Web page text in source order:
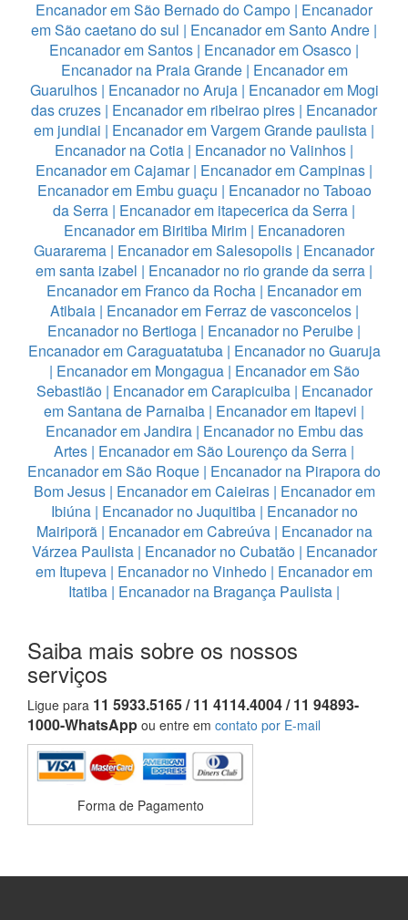
Encanador em São Bernado do Campo | Encanador
em São caetano do sul | Encanador em Santo Andre |
Encanador em Santos | Encanador em Osasco |
Encanador na Praia Grande| Encanador em
Guarulhos| Encanador no Aruja| Encanador em Mogi
das cruzes | Encanador em ribeirao pires | Encanador
em jundiai | Encanador em Vargem Grande paulista |
Encanador na Cotia | Encanador no Valinhos |
Encanador em Cajamar| Encanador em Campinas |
Encanador em Embu guaçu | Encanador no Taboao
da Serra | Encanador em itapecerica da Serra |
Encanador em Biritiba Mirim| Encanadoren
Guararema | Encanador em Salesopolis | Encanador
em santa izabel | Encanador no rio grande da serra |
Encanador em Franco da Rocha | Encanador em
Atibaia| Encanador em Ferraz de vasconcelos|
Encanador no Bertioga | Encanador no Peruibe |
Encanador em Caraguatatuba| Encanador no Guaruja
| Encanador em Mongagua| Encanador em São
Sebastião| Encanador em Carapicuiba| Encanador
em Santana de Parnaiba | Encanador em Itapevi |
Encanador em Jandira| Encanador no Embu das
Artes | Encanador em São Lourenço da Serra |
Encanador em São Roque | Encanador na Pirapora do
Bom Jesus| Encanador em Caieiras| Encanador em
Ibiúna| Encanador no Juquitiba| Encanador no
Mairiporã| Encanador em Cabreúva| Encanador na
Várzea Paulista| Encanador no Cubatão| Encanador
em Itupeva | Encanador no Vinhedo | Encanador em
Itatiba | Encanador na Bragança Paulista |
Saiba mais sobre os nossos
serviços
Ligue para 11 5933.5165 / 11 4114.4004 / 11 94893-
1000-WhatsApp ou entre em contato por E-mail
Forma de Pagamento